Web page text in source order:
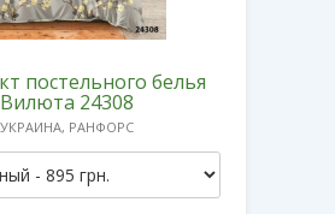
постельного белья
Вилюта 24308
УКРАИНА, РАНФОРС